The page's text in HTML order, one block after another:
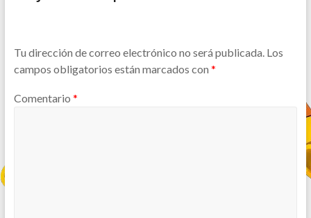
Tu dirección de correo electrónico no será publicada. Los
campos obligatorios están marcados con *
Comentario *